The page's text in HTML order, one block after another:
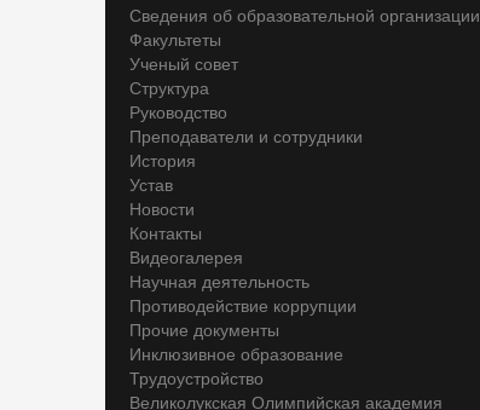
Сведения об образовательной организации
Факультеты
Ученый совет
Структура
Руководство
Преподаватели и сотрудники
История
Устав
Новости
Контакты
Видеогалерея
Научная деятельность
Противодействие коррупции
Прочие документы
Инклюзивное образование
Трудоустройство
Великолукская Олимпийская академия